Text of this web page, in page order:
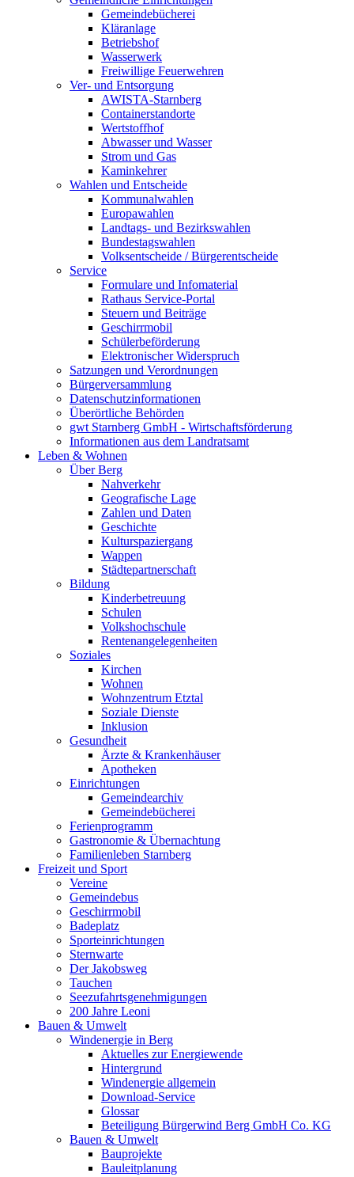
Gemeindebücherei
Kläranlage
Betriebshof
Wasserwerk
Freiwillige Feuerwehren
Ver- und Entsorgung
AWISTA-Starnberg
Containerstandorte
Wertstoffhof
Abwasser und Wasser
Strom und Gas
Kaminkehrer
Wahlen und Entscheide
Kommunalwahlen
Europawahlen
Landtags- und Bezirkswahlen
Bundestagswahlen
Volksentscheide / Bürgerentscheide
Service
Formulare und Infomaterial
Rathaus Service-Portal
Steuern und Beiträge
Geschirrmobil
Schülerbeförderung
Elektronischer Widerspruch
Satzungen und Verordnungen
Bürgerversammlung
Datenschutzinformationen
Überörtliche Behörden
gwt Starnberg GmbH - Wirtschaftsförderung
Informationen aus dem Landratsamt
Leben & Wohnen
Über Berg
Nahverkehr
Geografische Lage
Zahlen und Daten
Geschichte
Kulturspaziergang
Wappen
Städtepartnerschaft
Bildung
Kinderbetreuung
Schulen
Volkshochschule
Rentenangelegenheiten
Soziales
Kirchen
Wohnen
Wohnzentrum Etztal
Soziale Dienste
Inklusion
Gesundheit
Ärzte & Krankenhäuser
Apotheken
Einrichtungen
Gemeindearchiv
Gemeindebücherei
Ferienprogramm
Gastronomie & Übernachtung
Familienleben Starnberg
Freizeit und Sport
Vereine
Gemeindebus
Geschirrmobil
Badeplatz
Sporteinrichtungen
Sternwarte
Der Jakobsweg
Tauchen
Seezufahrtsgenehmigungen
200 Jahre Leoni
Bauen & Umwelt
Windenergie in Berg
Aktuelles zur Energiewende
Hintergrund
Windenergie allgemein
Download-Service
Glossar
Beteiligung Bürgerwind Berg GmbH Co. KG
Bauen & Umwelt
Bauprojekte
Bauleitplanung